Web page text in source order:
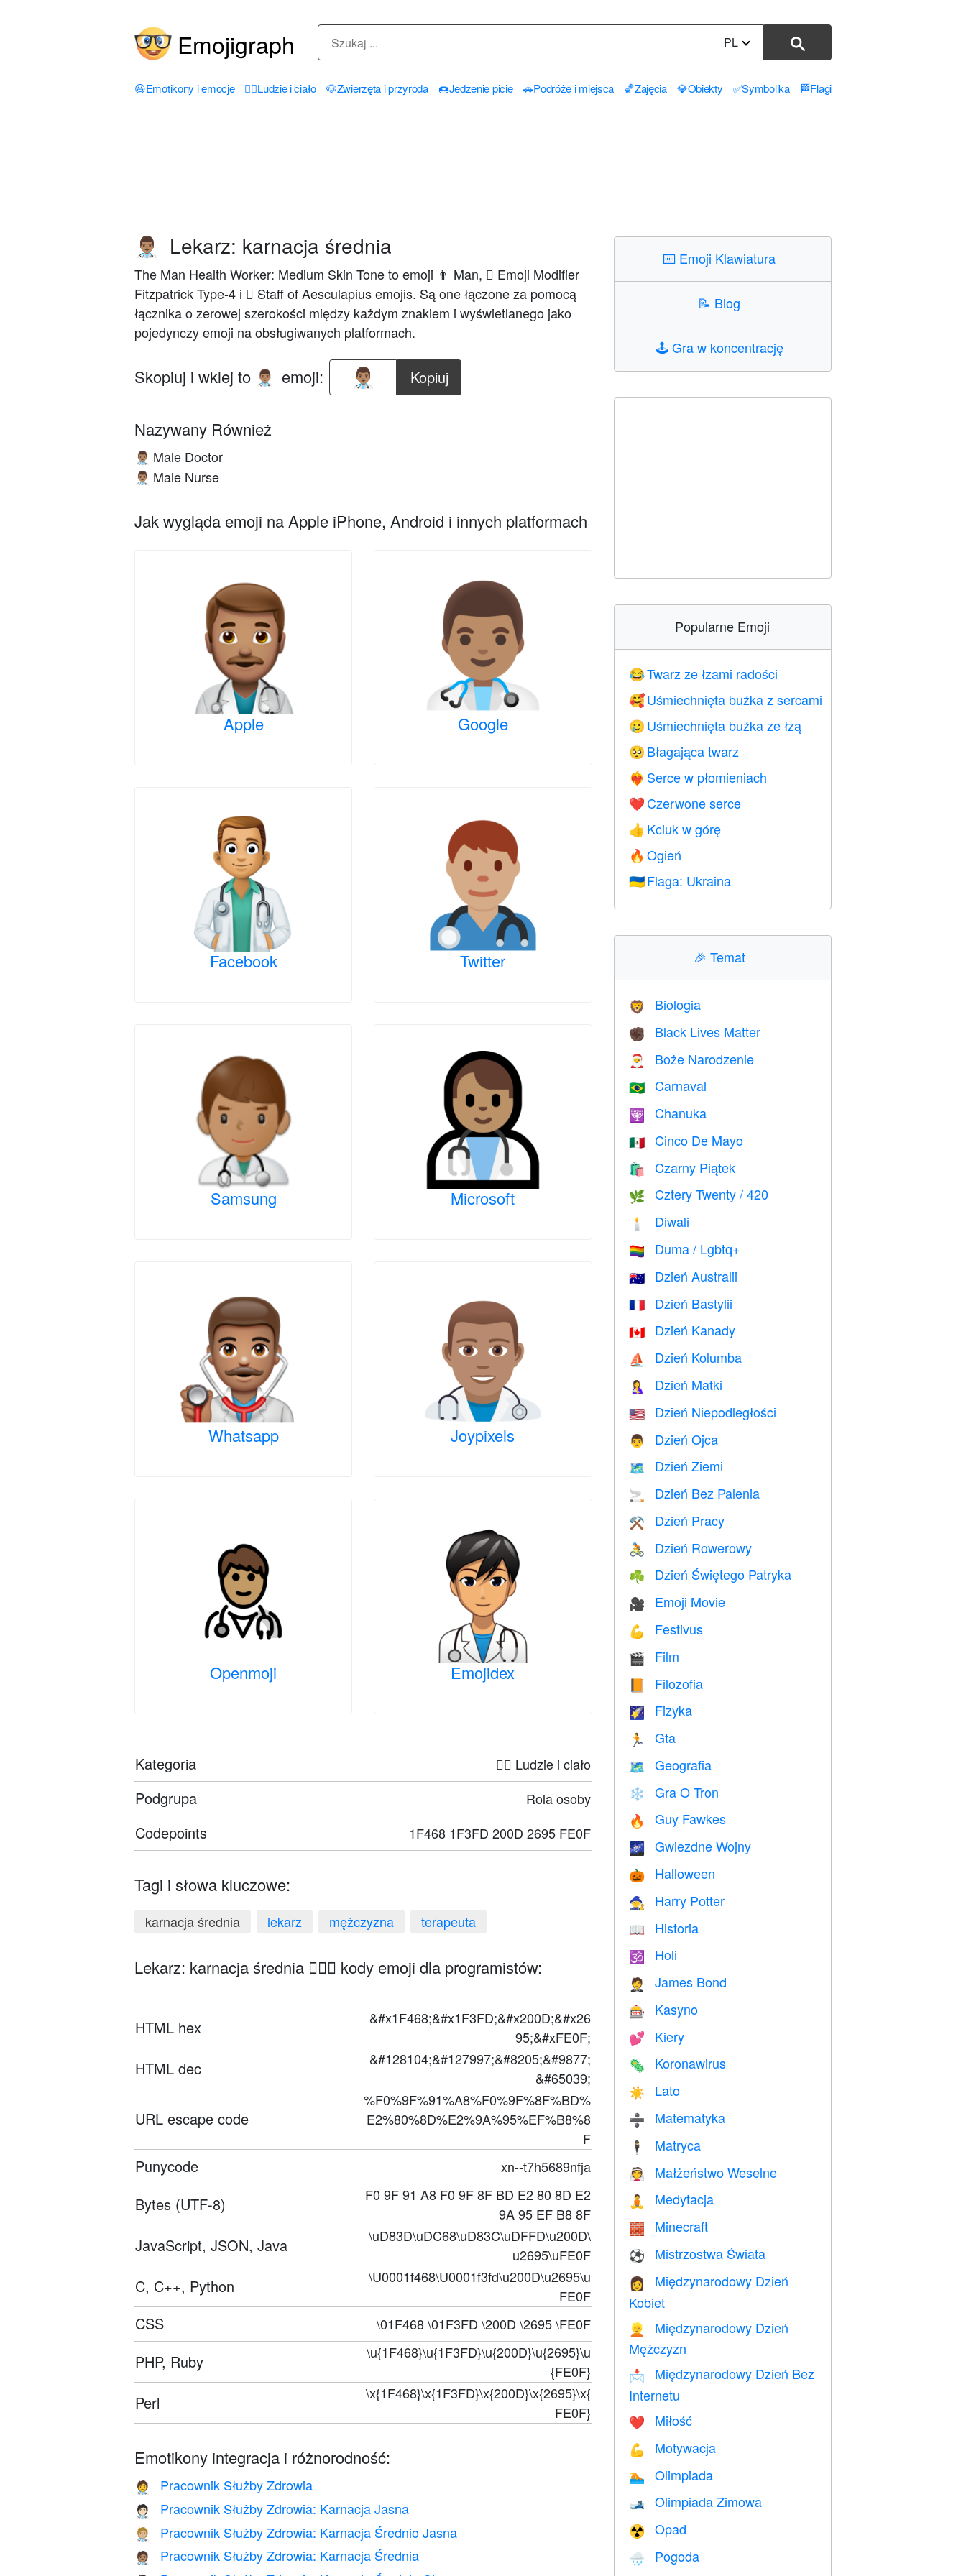
Emojigraph PL
😃Emotikony i emocje 🤦‍♀️Ludzie i ciało 🐶Zwierzęta i przyroda 🍩Jedzenie picie 🚗Podróże i miejsca 🏀Zajęcia 💎Obiekty ✅Symbolika 🏁Flagi
👨🏽‍⚕️ Lekarz: karnacja średnia
The Man Health Worker: Medium Skin Tone to emoji 👨 Man, 🏽 Emoji Modifier
Fitzpatrick Type-4 i ⚕ Staff of Aesculapius emojis. Są one łączone za pomocą
łącznika o zerowej szerokości między każdym znakiem i wyświetlanego jako
pojedynczy emoji na obsługiwanych platformach.
Skopiuj i wklej to 👨🏽‍⚕️ emoji: Kopiuj
Nazywany Również
👨🏽‍⚕️ Male Doctor
👨🏽‍⚕️ Male Nurse
Jak wygląda emoji na Apple iPhone, Android i innych platformach
Apple Google
Facebook Twitter
Samsung Microsoft
Whatsapp Joypixels
Openmoji Emojidex
Kategoria 🤦‍♀️ Ludzie i ciało
Podgrupa Rola osoby
Codepoints 1F468 1F3FD 200D 2695 FE0F
Tagi i słowa kluczowe:
karnacja średnia lekarz mężczyzna terapeuta
Lekarz: karnacja średnia 👨🏽‍⚕️ kody emoji dla programistów:
HTML hex
&#x1F468;&#x1F3FD;&#x200D;&#x26
95;&#xFE0F;
HTML dec
&#128104;&#127997;&#8205;&#9877;
&#65039;
URL escape code
%F0%9F%91%A8%F0%9F%8F%BD%
E2%80%8D%E2%9A%95%EF%B8%8
F
Punycode xn--t7h5689nfja
Bytes (UTF-8)
F0 9F 91 A8 F0 9F 8F BD E2 80 8D E2
9A 95 EF B8 8F
JavaScript, JSON, Java
\uD83D\uDC68\uD83C\uDFFD\u200D\
u2695\uFE0F
C, C++, Python
\U0001f468\U0001f3fd\u200D\u2695\u
FE0F
CSS \01F468 \01F3FD \200D \2695 \FE0F
PHP, Ruby
\u{1F468}\u{1F3FD}\u{200D}\u{2695}\u
{FE0F}
Perl
\x{1F468}\x{1F3FD}\x{200D}\x{2695}\x{
FE0F}
Emotikony integracja i różnorodność:
🧑‍⚕️ Pracownik Służby Zdrowia
🧑🏻‍⚕️ Pracownik Służby Zdrowia: Karnacja Jasna
🧑🏼‍⚕️ Pracownik Służby Zdrowia: Karnacja Średnio Jasna
🧑🏽‍⚕️ Pracownik Służby Zdrowia: Karnacja Średnia
⌨️ Emoji Klawiatura
📝 Blog
🕹️Gra w koncentrację
Popularne Emoji
😂Twarz ze łzami radości
🥰 Uśmiechnięta buźka z sercami
🥲 Uśmiechnięta buźka ze łzą
🥺 Błagająca twarz
❤️‍🔥 Serce w płomieniach
❤️ Czerwone serce
👍 Kciuk w górę
🔥 Ogień
🇺🇦 Flaga: Ukraina
🎉 Temat
🦁 Biologia
✊🏿 Black Lives Matter
🎅 Boże Narodzenie
🇧🇷 Carnaval
🕎 Chanuka
🇲🇽 Cinco De Mayo
🛍 Czarny Piątek
🌿 Cztery Twenty / 420
🕯 Diwali
🏳️‍🌈 Duma / Lgbtq+
🇦🇺 Dzień Australii
🇫🇷 Dzień Bastylii
🇨🇦 Dzień Kanady
⛵️ Dzień Kolumba
🤱 Dzień Matki
🇺🇸 Dzień Niepodległości
👨 Dzień Ojca
🗺️ Dzień Ziemi
🚬 Dzień Bez Palenia
⚒️ Dzień Pracy
🚴 Dzień Rowerowy
☘️ Dzień Świętego Patryka
🎥 Emoji Movie
💪 Festivus
🎬 Film
Filozofia
🌠 Fizyka
🏃 Gta
🗺 Geografia
❄️ Gra O Tron
🔥 Guy Fawkes
🌌 Gwiezdne Wojny
🎃 Halloween
🧙 Harry Potter
📖 Historia
🕉 Holi
🤵 James Bond
🎰 Kasyno
💕 Kiery
🦠 Koronawirus
☀️ Lato
➗ Matematyka
🕴️ Matryca
👰 Małżeństwo Weselne
🧘 Medytacja
🧱 Minecraft
⚽ Mistrzostwa Świata
👩
Międzynarodowy Dzień
Kobiet
👱
Międzynarodowy Dzień
Mężczyzn
📩
Międzynarodowy Dzień Bez
Internetu
❤️️ Miłość
💪 Motywacja
🏊 Olimpiada
🎿 Olimpiada Zimowa
☢️ Opad
🌧
Pogoda